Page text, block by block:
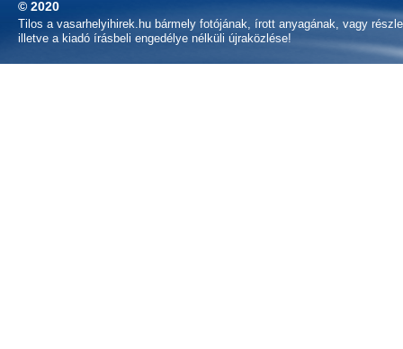
© 2020
Tilos a vasarhelyihirek.hu bármely fotójának, írott anyagának, vagy
illetve a kiadó írásbeli engedélye nélküli újraközlése!